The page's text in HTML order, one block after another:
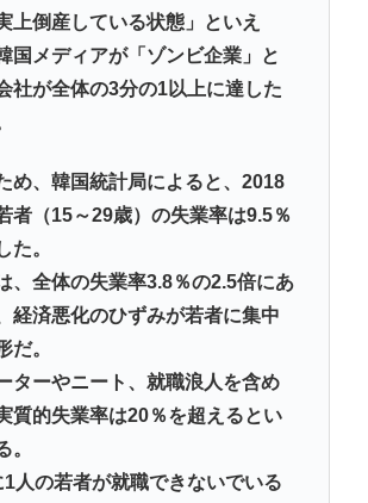
上倒産している状態」といえ
国メディアが「ゾンビ企業」と
社が全体の3分の1以上に達した
め、韓国統計局によると、2018
者（15～29歳）の失業率は9.5％
た。
、全体の失業率3.8％の2.5倍にあ
経済悪化のひずみが若者に集中
だ。
ターやニート、就職浪人を含め
質的失業率は20％を超えるとい
。
1人の若者が就職できないでいる